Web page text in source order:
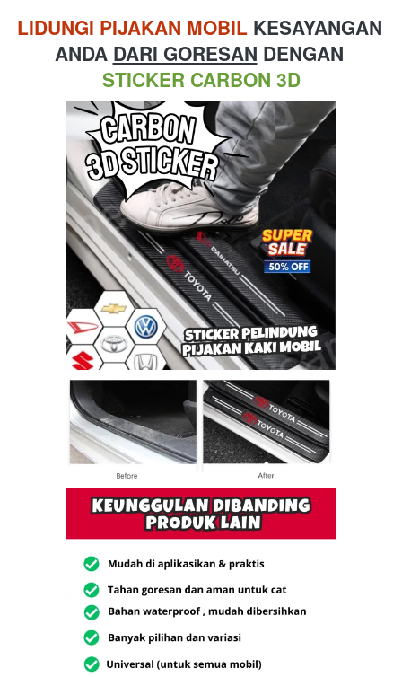
LIDUNGI PIJAKAN MOBIL KESAYANGAN
ANDA DARI GORESAN
STICKER CARBON 3D